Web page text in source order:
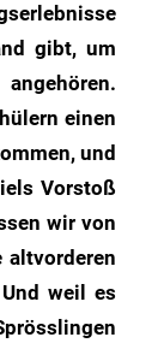
gibt, um
einen
und
Vorstoß
wir von
weil es